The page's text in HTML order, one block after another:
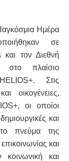
Ημέρα
σε
τον Διεθνή
στο πλαίσιο
Στις
οικογένειες,
οι οποίοι
και
το πνεύμα της
και
και